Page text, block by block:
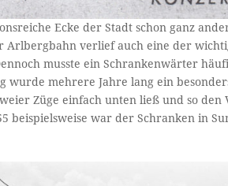
Ecke der Stadt schon ganz
Arlbergbahn verlief auch eine der
musste ein Schrankenwärter
wurde mehrere Jahre lang ein
Züge einfach unten ließ und so
beispielsweise war der Schranken in